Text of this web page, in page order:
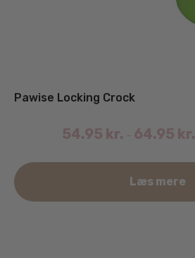
Pawise Locking Crock
54.95 kr. – 64.95 kr.
Læs mere